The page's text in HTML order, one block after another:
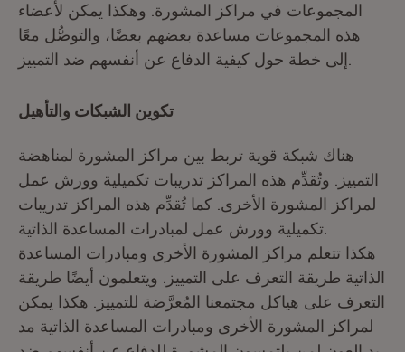
المجموعات في مراكز المشورة. وهكذا يمكن لأعضاء
هذه المجموعات مساعدة بعضهم بعضًا، والتوصُّل معًا
تكوين الشبكات والتأهيل
هناك شبكة قوية تربط بين مراكز المشورة لمناهضة
التمييز. وتُقدِّم هذه المراكز تدريبات تكميلية وورش عمل
لمراكز المشورة الأخرى. كما تُقدِّم هذه المراكز تدريبات
هكذا تتعلم مراكز المشورة الأخرى ومبادرات المساعدة
الذاتية طريقة التعرف على التمييز. ويتعلمون أيضًا طريقة
التعرف على هياكل مجتمعنا المُعرَّضة للتمييز. هكذا يمكن
لمراكز المشورة الأخرى ومبادرات المساعدة الذاتية مد